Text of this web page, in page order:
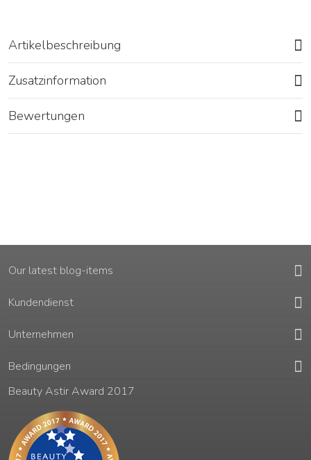
Artikelbeschreibung
Zusatzinformation
Bewertungen
Our latest blog-items
Kundendienst
Unternehmen
Bedingungen
Beauty Astir Award 2017